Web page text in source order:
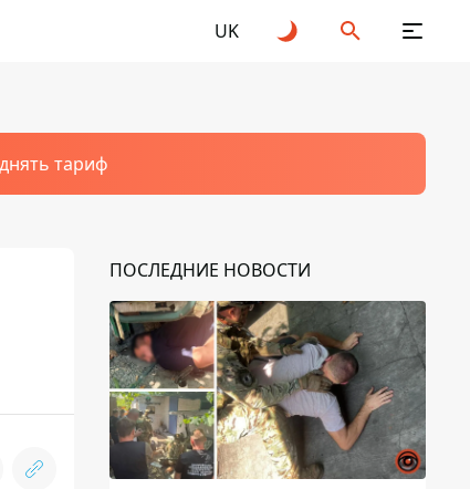
UK
тариф
ПОСЛЕДНИЕ НОВОСТИ